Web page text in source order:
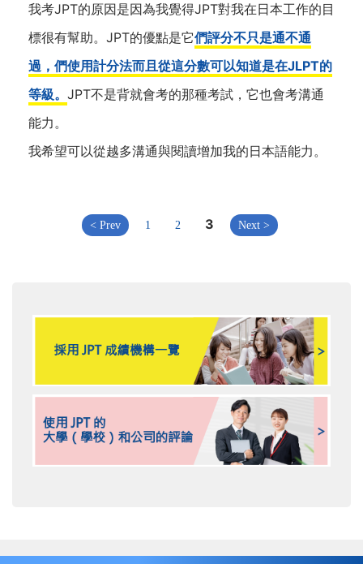
我考JPT的原因是因為我覺得JPT對我在日本工作的目
標很有幫助。JPT的優點是它們評分不只是通不通
過，們使用計分法而且從這分數可以知道是在JLPT的
等級。 JPT不是背就會考的那種考試，它也會考溝通
能力。
我希望可以從越多溝通與閱讀增加我的日本語能力。
< Prev 1 2 3 Next >